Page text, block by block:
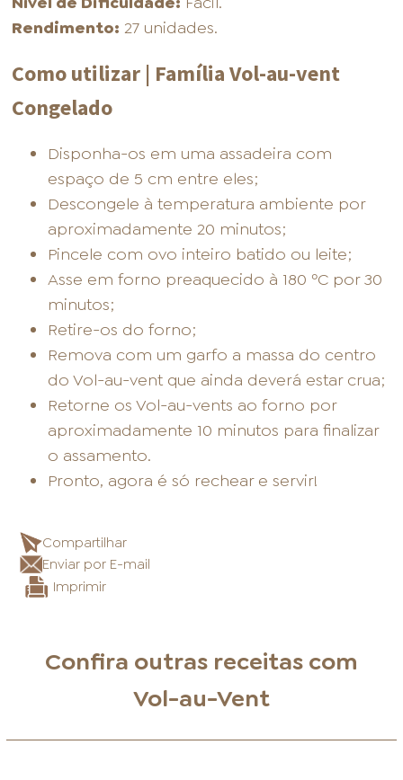
Rendimento: 27 unidades.
Como utilizar | Família Vol-au-vent
Congelado
Disponha-os em uma assadeira com
espaço de 5 cm entre eles;
Descongele à temperatura ambiente por
aproximadamente 20 minutos;
Pincele com ovo inteiro batido ou leite;
Asse em forno preaquecido à 180 ºC por 30
minutos;
Retire-os do forno;
Remova com um garfo a massa do centro
do Vol-au-vent que ainda deverá estar crua;
Retorne os Vol-au-vents ao forno por
aproximadamente 10 minutos para finalizar
o assamento.
Pronto, agora é só rechear e servir!
Compartilhar
Enviar por E-mail
Imprimir
Confira outras receitas com
Vol-au-Vent